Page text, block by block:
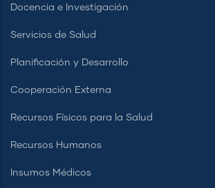
Docencia e Investigación
Servicios de Salud
Planificación y Desarrollo
Cooperación Externa
Recursos Físicos para la Salud
Recursos Humanos
Insumos Médicos